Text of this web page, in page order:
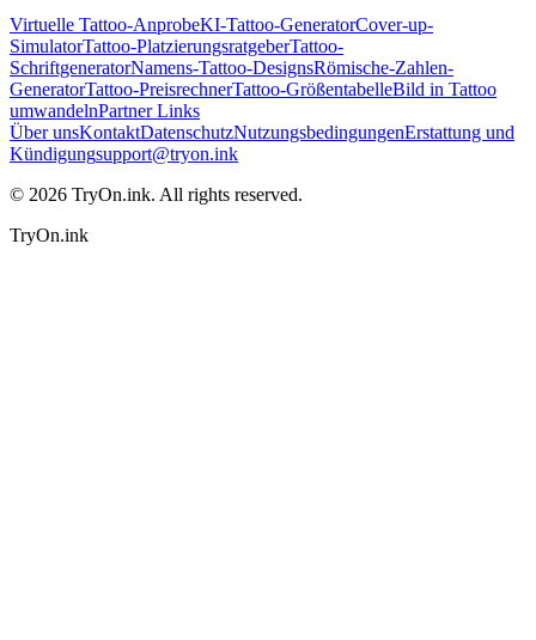
Virtuelle Tattoo-AnprobeKI-Tattoo-GeneratorCover-up-
SimulatorTattoo-PlatzierungsratgeberTattoo-
SchriftgeneratorNamens-Tattoo-DesignsRömische-Zahlen-
GeneratorTattoo-PreisrechnerTattoo-GrößentabelleBild in Tattoo
umwandelnPartner Links
Über unsKontaktDatenschutzNutzungsbedingungenErstattung und
Kündigungsupport@tryon.ink
© 2026 TryOn.ink. All rights reserved.
TryOn.ink